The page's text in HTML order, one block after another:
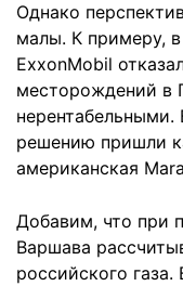
Однако
малы. К примеру,
ExxonMobil
месторождений в
нерентабельными.
решению пришли
американская
Добавим, что при
Варшава
российского